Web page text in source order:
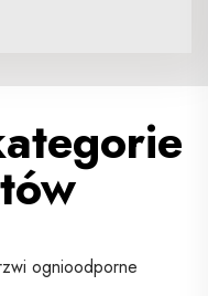
ognioodporne